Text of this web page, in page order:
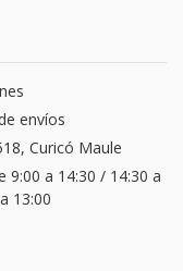
envíos
Curicó Maule
9:00 a 14:30 / 14:30 a
13:00